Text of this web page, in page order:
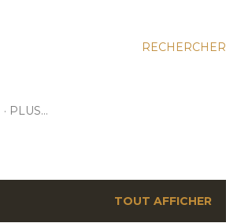
RECHERCHER
PLUS…
TOUT AFFICHER